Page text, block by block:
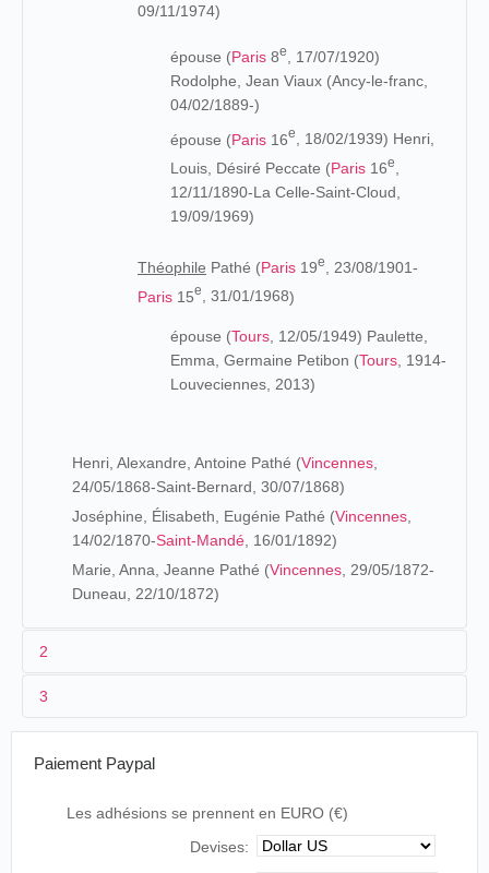
09/11/1974)
épouse (Paris 8e
, 17/07/1920)
Rodolphe, Jean Viaux (Ancy-le-franc,
04/02/1889-)
épouse (Paris 16e, 18/02/1939) Henri,
Louis, Désiré Peccate (Paris 16e
12/11/1890-La Celle-Saint-Cloud,
19/09/1969)
Théophile Pathé (Paris 19e , 23/08/1901-
Paris 15e , 31/01/1968)
épouse (Tours , 12/05/1949) Paulette,
Emma, Germaine Petibon (Tours , 1914-
Louveciennes, 2013)
Henri, Alexandre, Antoine Pathé (Vincennes
24/05/1868-Saint-Bernard, 30/07/1868)
Joséphine, Élisabeth, Eugénie Pathé (Vincennes
14/02/1870-Saint-Mandé , 16/01/1892)
Marie, Anna, Jeanne Pathé (Vincennes , 29/05/1872-
Duneau, 22/10/1872)
2
Né à Chevry-Cossigny, Théophile Pathé, se retrouve très
jeune en Alsace:
garçon de 5 ans, était revenu en France, ayant
3
Filmographie
Paiement Paypal
Les adhésions se prennent en EURO (€)
Devises: